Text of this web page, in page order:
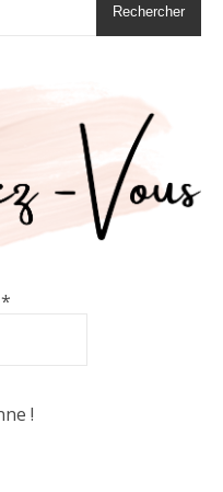
Rechercher
*